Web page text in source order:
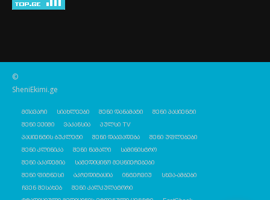
©
SheniEkimi.ge
მთავარი სიახლეები შენი დანამატი
შენი პაციენტი
შენი ექიმი
ვაკანსია
პულსი TV
პაციენტის ბუკლეტი
შენი დაავადება
შენი უფლებები
შენი კლინიკა
შენი წამალი
სამინისტრო
შენი აკადემია
სამედიცინო მეცნიერებები
შენი ფიტნესი
აკრედიტაცია ინტერვიუ
სხვა-ამბები
ჩვენ შესახებ
შენი კალკულატორი